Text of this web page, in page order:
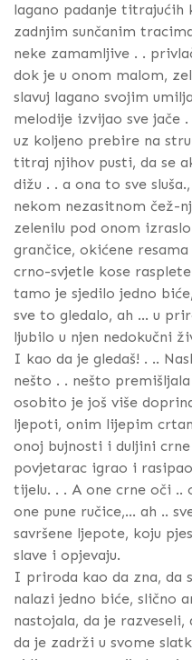
lagano padanje titrajućih
zadnjim sunčanim
neke zamamljive . .
dok je u onom malom,
slavuj lagano svojim
melodije izvijao sve jače
uz koljeno prebire na
titraj njihov pusti, da se
dižu . . a ona to sve
nekom nezasitnom čež-
zelenilu pod onom
grančice, okićene
crno-svjetle kose
tamo je sjedilo jedno
sve to gledalo, ah ... u
ljubilo u njen nedokučni
I kao da je gledaš! . ..
nešto . . nešto
osobito je još više
ljepoti, onim lijepim
onoj bujnosti i duljini
povjetarac igrao i
tijelu. . . A one crne oči ..
one pune ručice,... ah ..
savršene ljepote, koju
slave i opjevaju.
I priroda kao da zna, da
nalazi jedno biće, slično
nastojala, da je
da je zadrži u svome